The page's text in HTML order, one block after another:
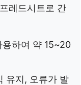
레드시트로 간
하여 약 15~20
유지, 오류가 발